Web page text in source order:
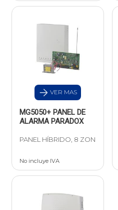
VER MAS
MG5050+ PANEL DE
ALARMA PARADOX
PANEL HÍBRIDO, 8 ZON
No incluye IVA